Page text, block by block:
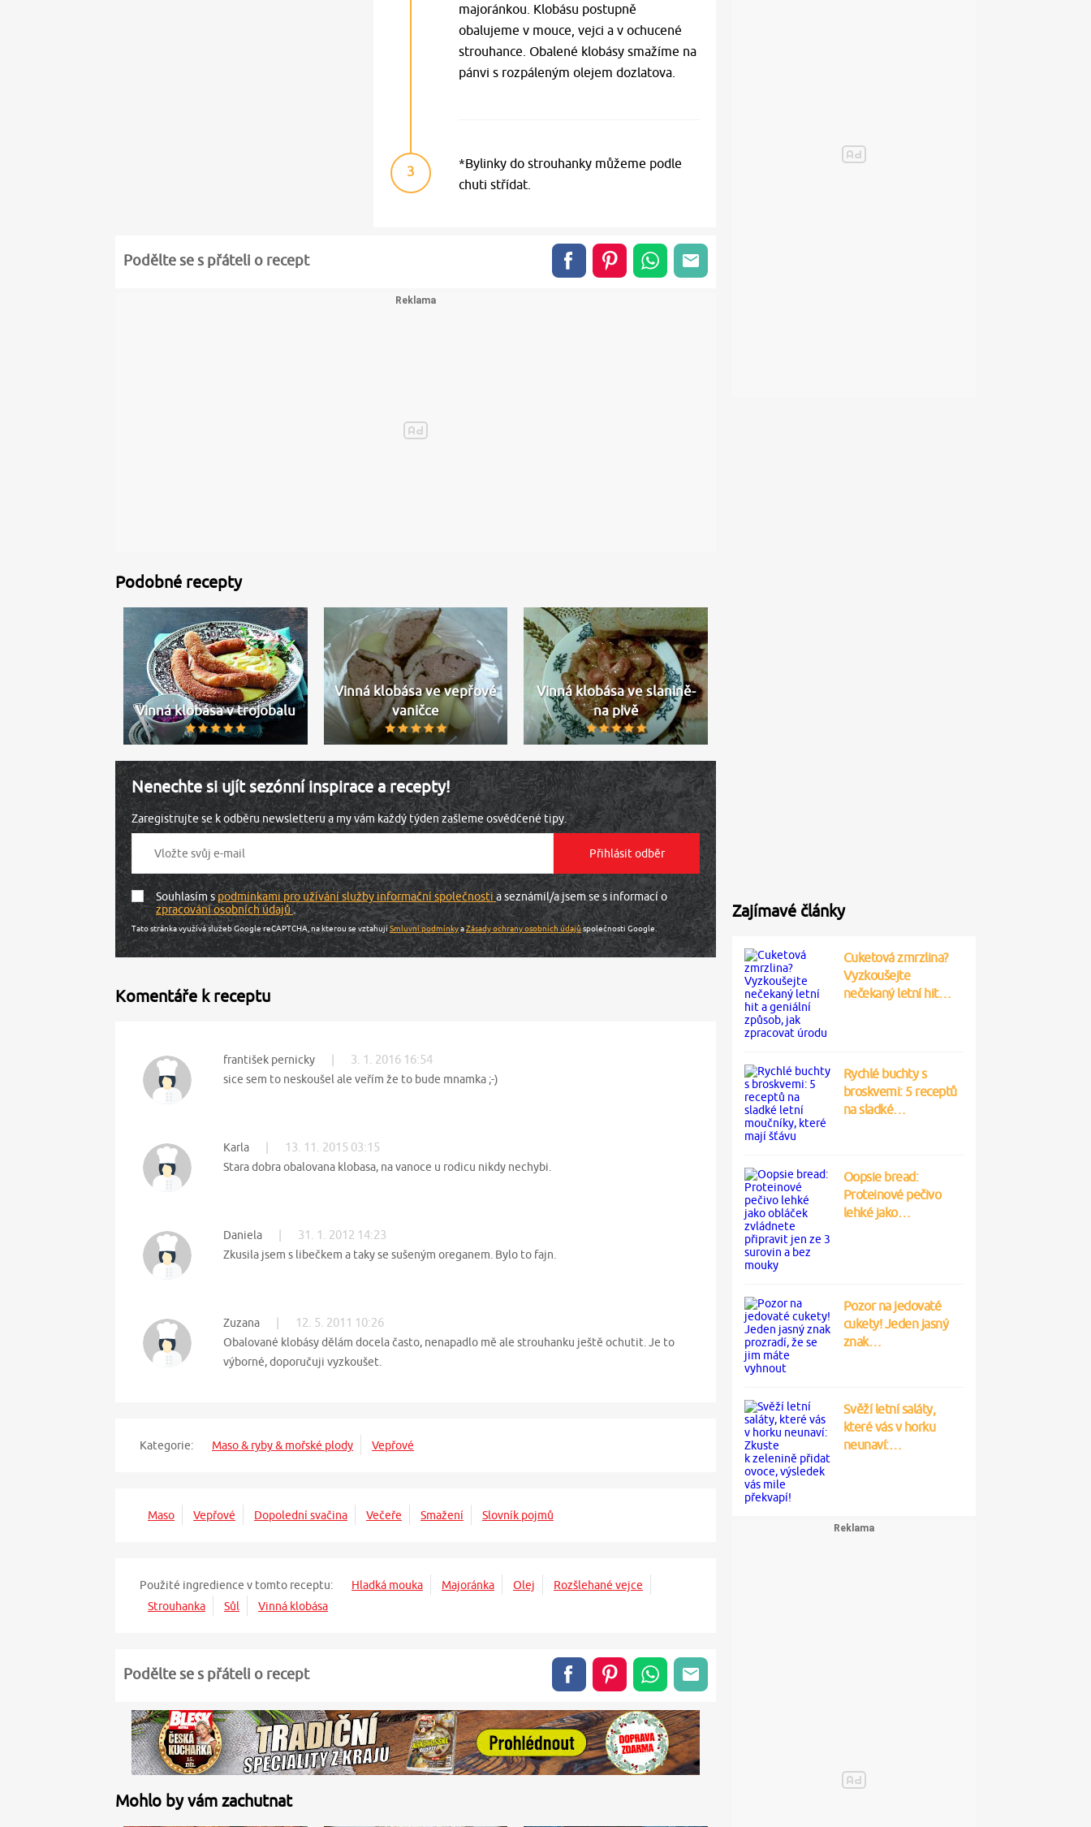
majoránkou. Klobásu postupně
obalujeme v mouce, vejci a v ochucené
strouhance. Obalené klobásy smažíme na
pánvi s rozpáleným olejem dozlatova.
3
*Bylinky do strouhanky můžeme podle
chuti střídat.
Podělte se s přáteli o recept
Podobné recepty
Vinná klobása v trojobalu
Vinná klobása ve vepřové
vaničce
Vinná klobása ve slanině-
na pivě
Nenechte si ujít sezónní inspirace a recepty!
Zaregistrujte se k odběru newsletteru a my vám každý týden zašleme osvědčené tipy.
Souhlasím spodmínkami pro užívání služby informační společnosti a seznámil/a jsem se s informací o
zpracování osobních údajů.
Tato stránka využívá služeb Google reCAPTCHA, na kterou se vztahujíSmluvní podmínkyaZásady ochrany osobních údajůspolečnosti Google.
Komentáře k receptu
františek pernicky 3. 1. 2016 16:54
sice sem to neskoušel ale veřím že to bude mnamka ;-)
Karla 13. 11. 2015 03:15
Stara dobra obalovana klobasa, na vanoce u rodicu nikdy nechybi.
Daniela 31. 1. 2012 14:23
Zkusila jsem s libečkem a taky se sušeným oreganem. Bylo to fajn.
Zuzana 12. 5. 2011 10:26
Obalované klobásy dělám docela často, nenapadlo mě ale strouhanku ještě ochutit. Je to
výborné, doporučuji vyzkoušet.
Kategorie: Maso & ryby & mořské plody Vepřové
Maso Vepřové Dopolední svačina Večeře Smažení Slovník pojmů
Použité ingredience v tomto receptu: Hladká mouka Majoránka Olej
Rozšlehané vejce
Strouhanka
Sůl Vinná klobása
Podělte se s přáteli o recept
Mohlo by vám zachutnat
Zajímavé články
Cuketová zmrzlina?
Vyzkoušejte
nečekaný letní hit…
Rychlé buchty s
broskvemi: 5 receptů
na sladké…
Oopsie bread:
Proteinové pečivo
lehké jako…
Pozor na jedovaté
cukety! Jeden jasný
znak…
Svěží letní saláty,
které vás v horku
neunaví:…